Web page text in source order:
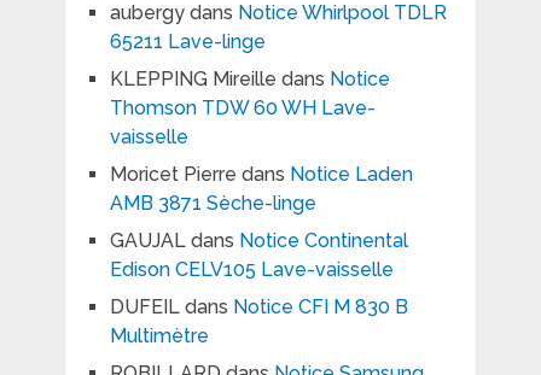
aubergydans Notice Whirlpool TDLR
65211 Lave-linge
KLEPPING Mireille dans Notice
Thomson TDW 60 WH Lave-
vaisselle
Moricet Pierre dans Notice Laden
AMB 3871 Sèche-linge
GAUJALdans Notice Continental
Edison CELV105 Lave-vaisselle
DUFEILdans Notice CFI M 830 B
Multimètre